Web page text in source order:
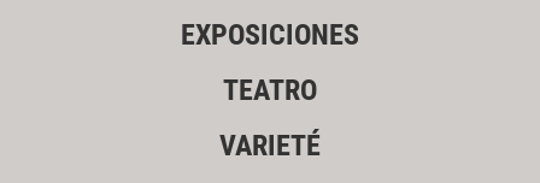
EXPOSICIONES
TEATRO
VARIETÉ